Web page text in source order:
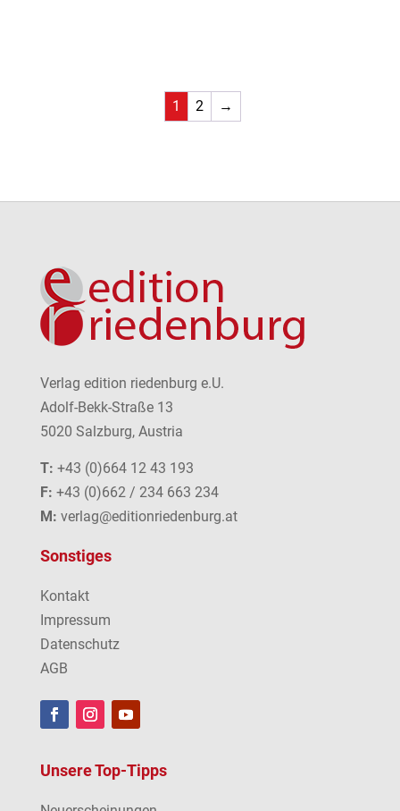
1 2 →
Verlag edition riedenburg e.U.
Adolf-Bekk-Straße 13
5020 Salzburg, Austria
T: +43 (0)664 12 43 193
F: +43 (0)662 / 234 663 234
M: verlag@editionriedenburg.at
Sonstiges
Kontakt
Impressum
Datenschutz
AGB
Unsere Top-Tipps